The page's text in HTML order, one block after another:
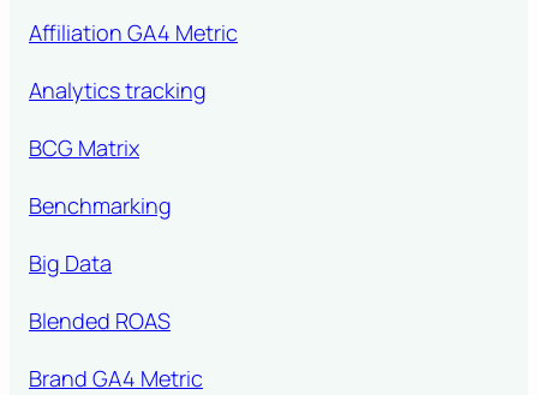
Affiliation GA4 Metric
Analytics tracking
BCG Matrix
Benchmarking
Big Data
Blended ROAS
Brand GA4 Metric